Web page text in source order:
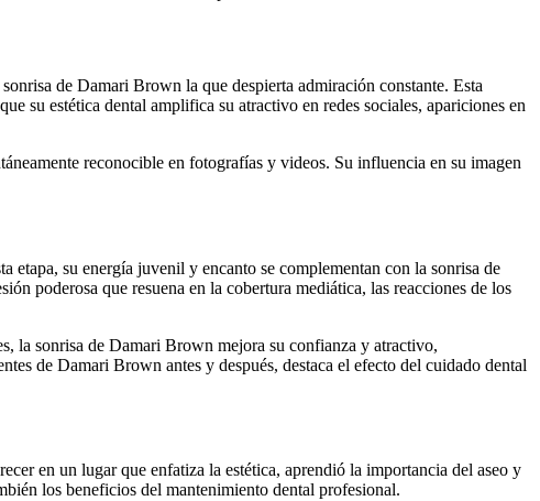
de Damari Brown la que despierta admiración constante. Esta
su estética dental amplifica su atractivo en redes sociales, apariciones en
reconocible en fotografías y videos. Su influencia en su imagen
etapa, su energía juvenil y encanto se complementan con la sonrisa de
poderosa que resuena en la cobertura mediática, las reacciones de los
la sonrisa de Damari Brown mejora su confianza y atractivo,
de Damari Brown antes y después, destaca el efecto del cuidado dental
en un lugar que enfatiza la estética, aprendió la importancia del aseo y
los beneficios del mantenimiento dental profesional.